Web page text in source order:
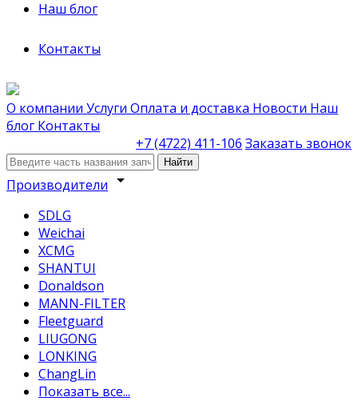
Наш блог
Контакты
О компании Услуги Оплата и доставка Новости Наш
блог Контакты
+7 (4722) 411-106 Заказать звонок
Найти
Производители arrow_drop_down
SDLG
Weichai
XCMG
SHANTUI
Donaldson
MANN-FILTER
Fleetguard
LIUGONG
LONKING
ChangLin
Показать все...